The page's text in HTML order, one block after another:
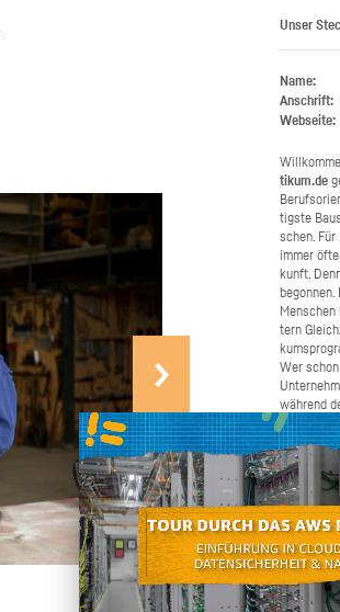
Selbst an­pa­cken
Unser
Name:
Anschrift:
Webseite:
ti­kum.de
tigs­te
schen.
immer
kunft.
tern
Wer
wäh­rend
ma­chen.
Bei­trag
schnel­ler
chen Sie
ren und
den
an, wenn
nen oder
möch­ten.